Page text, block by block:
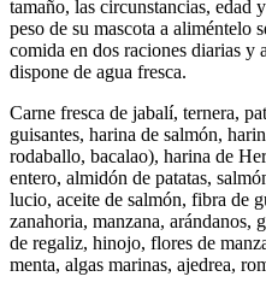
tamaño, las circunstancias, edad
peso de su mascota a aliméntelo
comida en dos raciones diarias y
dispone de agua fresca.
Carne fresca de jabalí, ternera,
guisantes, harina de salmón,
rodaballo, bacalao), harina de
entero, almidón de patatas,
lucio, aceite de salmón, fibra de
zanahoria, manzana, arándanos,
de regaliz, hinojo, flores de
menta, algas marinas, ajedrea,